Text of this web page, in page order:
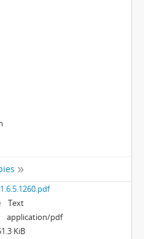
1.6.5.1260.pdf
Text
application/pdf
KiB